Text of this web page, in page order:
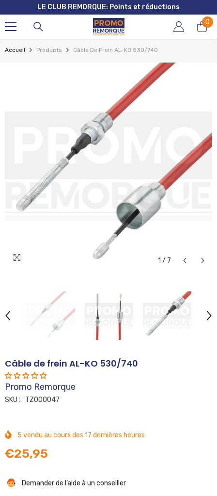
ALLER AU CONTENU
LE CLUB REMORQUE: Points et réductions
0
0
Accueil Products Câble De Frein AL-KO 530/740
1 / 7
Câble de frein AL-KO 530/740
Promo Remorque
SKU : TZ000047
5 vendu au cours des 17 dernières heures
€25,95
Demander de l’aide à un conseiller